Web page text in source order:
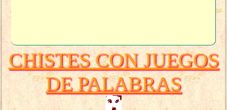
CHISTES CON JUEGOS
DE PALABRAS